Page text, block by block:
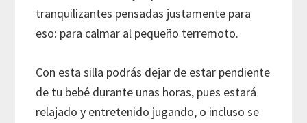
tranquilizantes pensadas justamente para
eso: para calmar al pequeño terremoto.
Con esta silla podrás dejar de estar pendiente
de tu bebé durante unas horas, pues estará
relajado y entretenido jugando, o incluso se